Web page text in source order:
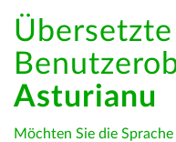
Übersetzte
Asturianu
Möchten Sie die